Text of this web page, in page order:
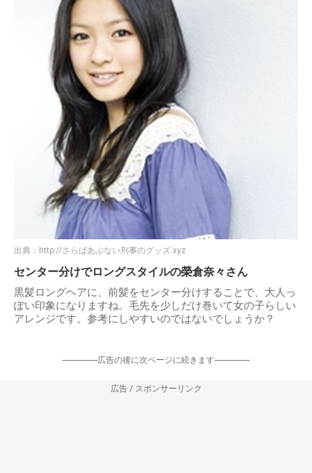
出典： http://さらばあぶない刑事のグッズ.xyz
センター分けでロングスタイルの榮倉奈々さん
黒髪ロングヘアに、前髪をセンター分けすることで、大人っ
ぽい印象になりますね。毛先を少しだけ巻いて女の子らしい
アレンジです。参考にしやすいのではないでしょうか？
-----------------広告の後に次ページに続きます-----------------
広告 / スポンサーリンク